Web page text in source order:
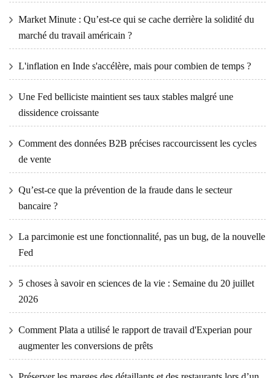
Market Minute : Qu’est-ce qui se cache derrière la solidité du
marché du travail américain ?
L'inflation en Inde s'accélère, mais pour combien de temps ?
Une Fed belliciste maintient ses taux stables malgré une
dissidence croissante
Comment des données B2B précises raccourcissent les cycles
de vente
Qu’est-ce que la prévention de la fraude dans le secteur
bancaire ?
La parcimonie est une fonctionnalité, pas un bug, de la nouvelle
Fed
5 choses à savoir en sciences de la vie : Semaine du 20 juillet
2026
Comment Plata a utilisé le rapport de travail d'Experian pour
augmenter les conversions de prêts